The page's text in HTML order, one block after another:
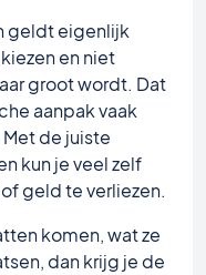
geldt eigenlijk
en niet
groot wordt. Dat
aanpak vaak
de juiste
kun je veel zelf
geld te verliezen.
komen, wat ze
dan krijg je de